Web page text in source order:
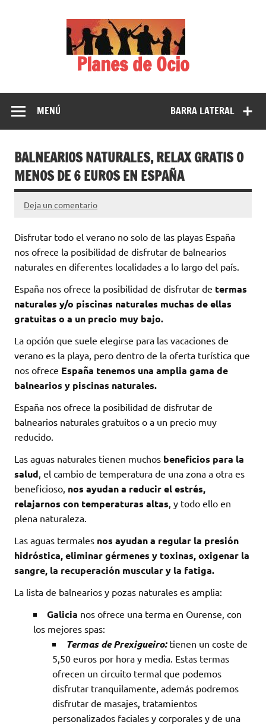
Planes de Ocio
BARRA LATERAL
MENÚ
BALNEARIOS NATURALES, RELAX GRATIS O
MENOS DE 6 EUROS EN ESPAÑA
Deja un comentario
Disfrutar todo el verano no solo de las playas España
nos ofrece la posibilidad de disfrutar de balnearios
naturales en diferentes localidades a lo largo del país.
España nos ofrece la posibilidad de disfrutar de termas
naturales y/o piscinas naturales muchas de ellas
gratuitas o a un precio muy bajo.
La opción que suele elegirse para las vacaciones de
verano es la playa, pero dentro de la oferta turística que
nos ofrece España tenemos una amplia gama de
balnearios y piscinas naturales.
España nos ofrece la posibilidad de disfrutar de
balnearios naturales gratuitos o a un precio muy
reducido.
Las aguas naturales tienen muchos beneficios para la
salud, el cambio de temperatura de una zona a otra es
beneficioso, nos ayudan a reducir el estrés,
relajarnos con temperaturas altas, y todo ello en
plena naturaleza.
Las aguas termales nos ayudan a regular la presión
hidróstica, eliminar gérmenes y toxinas, oxigenar la
sangre, la recuperación muscular y la fatiga.
La lista de balnearios y pozas naturales es amplia:
Galicia nos ofrece una terma en Ourense, con
los mejores spas:
Termas de Prexigueiro: tienen un coste de
5,50 euros por hora y media. Estas termas
ofrecen un circuito termal que podemos
disfrutar tranquilamente, además podremos
disfrutar de masajes, tratamientos
personalizados faciales y corporales y de una